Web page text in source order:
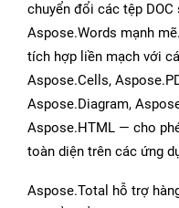
chuyển đổi các tệp DOC
Aspose.Words mạnh
tích hợp liền mạch với
Aspose.Cells,
Aspose.Diagram,
Aspose.HTML — cho
toàn diện trên các ứng
Aspose.Total hỗ trợ